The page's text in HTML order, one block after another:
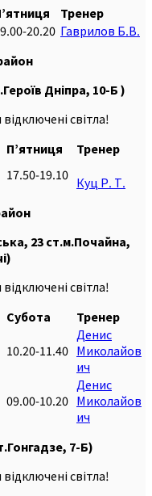
Тренер
20.20 Гаврилов Б.В.
Дніпра, 10-Б )
світла!
П’ятниця
Тренер
17.50-19.10 Куц Р. Т.
23 ст.м.Почайна,
світла!
Субота Тренер
10.20-11.40
Денис
Миколайов
ич
09.00-10.20
Денис
Миколайов
ич
7-Б)
світла!